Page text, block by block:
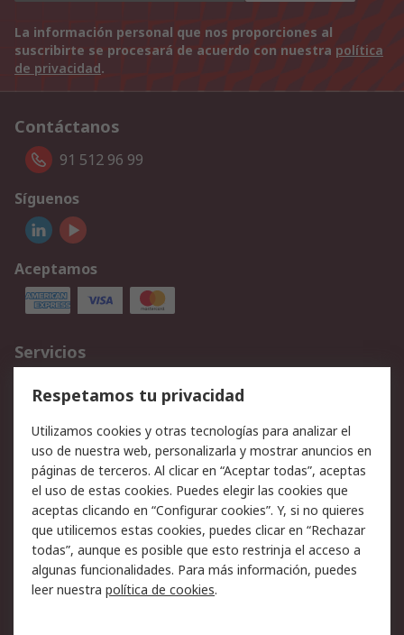
La información personal que nos proporciones al
suscribirte se procesará de acuerdo con nuestra política
de privacidad.
Contáctanos
91 512 96 99
Síguenos
Aceptamos
Servicios
Cómo realizar pedidos
Devoluciones
Facturación y pago
Ofertas
Soporte técnico
Legal
Aviso legal
Política de privacidad -
Actualizada
Política sobre cookies
Seguridad de emails
Certificaciones de
Condiciones de venta
Respetamos tu privacidad
Utilizamos cookies y otras tecnologías para analizar el
uso de nuestra web, personalizarla y mostrar anuncios en
páginas de terceros. Al clicar en “Aceptar todas”, aceptas
el uso de estas cookies. Puedes elegir las cookies que
aceptas clicando en “Configurar cookies”. Y, si no quieres
que utilicemos estas cookies, puedes clicar en “Rechazar
todas”, aunque es posible que esto restrinja el acceso a
algunas funcionalidades. Para más información, puedes
leer nuestra política de cookies.